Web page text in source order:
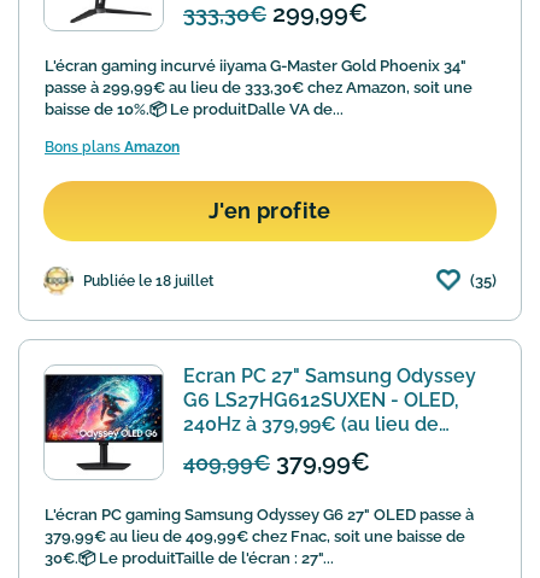
333,30€ 299,99€
L'écran gaming incurvé iiyama G-Master Gold Phoenix 34"
passe à 299,99€ au lieu de 333,30€ chez Amazon, soit une
baisse de 10%.📦 Le produitDalle VA de...
Bons plans Amazon
J'en profite
Publiée le 18 juillet (35)
Ecran PC 27" Samsung Odyssey
G6 LS27HG612SUXEN - OLED,
240Hz à 379,99€ (au lieu de
409,99€ 379,99€
L'écran PC gaming Samsung Odyssey G6 27" OLED passe à
379,99€ au lieu de 409,99€ chez Fnac, soit une baisse de
30€.📦 Le produitTaille de l'écran : 27"...